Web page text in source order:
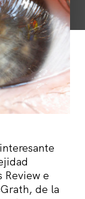
Review e
de la